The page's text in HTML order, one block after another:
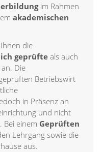
im Rahmen
akademischen
die
geprüfteals auch
an. Die
Betriebswirt
in Präsenz an
und nicht
Bei einem Geprüften
Lehrgang sowie die
aus.